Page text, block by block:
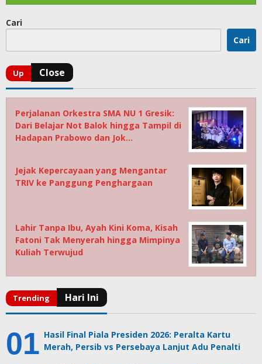
Cari
Cari
Perjalanan Orkestra SMA NU 1 Gresik:
Dari Belajar Not Balok hingga Tampil di
Hadapan Prabowo dan Jok…
Jejak Kepercayaan yang Mengantar
TRIV ke Panggung Penghargaan
Lahir Tanpa Ibu, Ayah Kini Koma, Kisah
Fatoni Tak Menyerah hingga Mimpinya
Kuliah Terwujud
Hasil Final Piala Presiden 2026: Peralta Kartu
Merah, Persib vs Persebaya Lanjut Adu Penalti